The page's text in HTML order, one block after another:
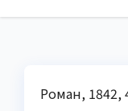
Роман, 1842,